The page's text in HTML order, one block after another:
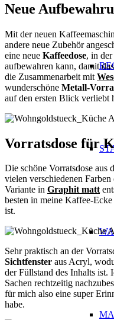
Neue
Mit der neuen
andere neue Zubehör
eine neue Kaffeedose, in
aufbewahren kann, damit
die Zusammenarbeit mit
wunderschöne Metall-
auf den ersten Blick verliebt
Vorratsdose für
Die schöne Vorratsdose aus
vielen verschiedenen
Variante in Graphit matt
besten in meine Kaffee-
ist.
Sehr praktisch an der
Sichtfenster aus Acryl,
der Füllstand des Inhalts ist.
Sachen rechtzeitig
für mich also eine super
habe.